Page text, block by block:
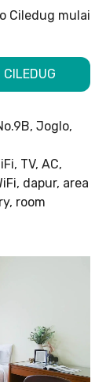
Ciledug mulai
Joglo,
TV, AC,
dapur, area
room